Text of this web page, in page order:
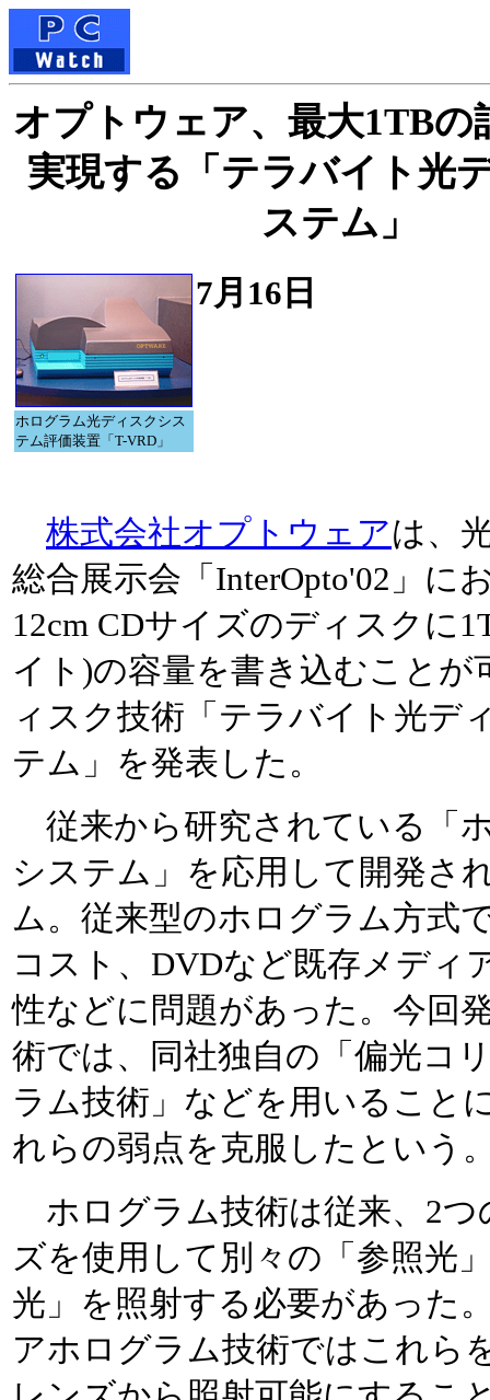
オプトウェア、最大1TBの
実現する「テラバイト光
ステム」
ホログラム光ディスクシス
テム評価装置「T-VRD」
7月16日
株式会社オプトウェアは、
総合展示会「InterOpto'02」に
12cm CDサイズのディスクに
イト)の容量を書き込むことが
ィスク技術「テラバイト光デ
テム」を発表した。
従来から研究されている「
システム」を応用して開発さ
ム。従来型のホログラム方式
コスト、DVDなど既存メディ
性などに問題があった。今回
術では、同社独自の「偏光コ
ラム技術」などを用いること
れらの弱点を克服したという
ホログラム技術は従来、2つ
ズを使用して別々の「参照光
光」を照射する必要があった
アホログラム技術ではこれら